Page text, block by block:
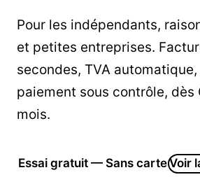
Pour les indépendants,
et petites entreprises.
secondes, TVA
paiement sous contrôle, dès
mois.
Essai gratuit — Sans carteVoir